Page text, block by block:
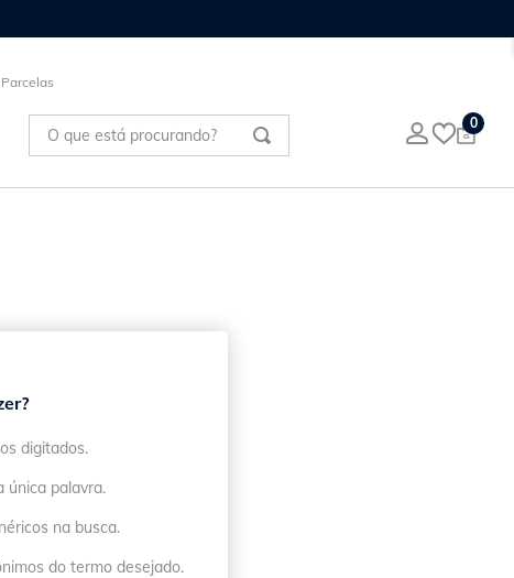
O que está procurando? 0
digitados.
única palavra.
na busca.
do termo desejado.